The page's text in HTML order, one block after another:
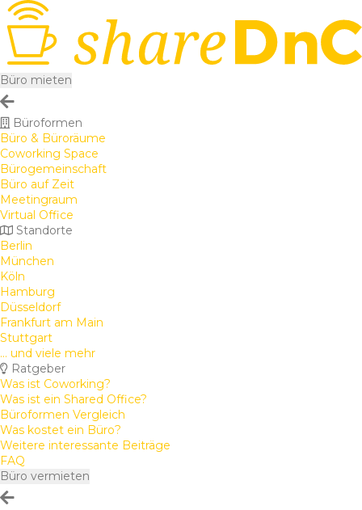
Büro mieten
Büroformen
Büro & Büroräume
Coworking Space
Bürogemeinschaft
Büro auf Zeit
Meetingraum
Virtual Office
Standorte
Berlin
München
Köln
Hamburg
Düsseldorf
Frankfurt am Main
Stuttgart
... und viele mehr
Ratgeber
Was ist Coworking?
Was ist ein Shared Office?
Büroformen Vergleich
Was kostet ein Büro?
Weitere interessante Beiträge
FAQ
Büro vermieten